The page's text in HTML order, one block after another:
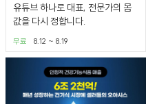
유튜브 하나로 대표, 전문가의 몸
값을 다시 정합니다.
8.12 ~ 8.19
무료